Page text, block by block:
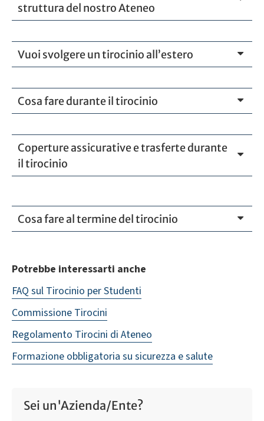
struttura del nostro Ateneo
Vuoi svolgere un tirocinio all’estero
Cosa fare durante il tirocinio
Coperture assicurative e trasferte durante
il tirocinio
Cosa fare al termine del tirocinio
Potrebbe interessarti anche
FAQ sul Tirocinio per Studenti
Commissione Tirocini
Regolamento Tirocini di Ateneo
Formazione obbligatoria su sicurezza e salute
Sei un'Azienda/Ente?